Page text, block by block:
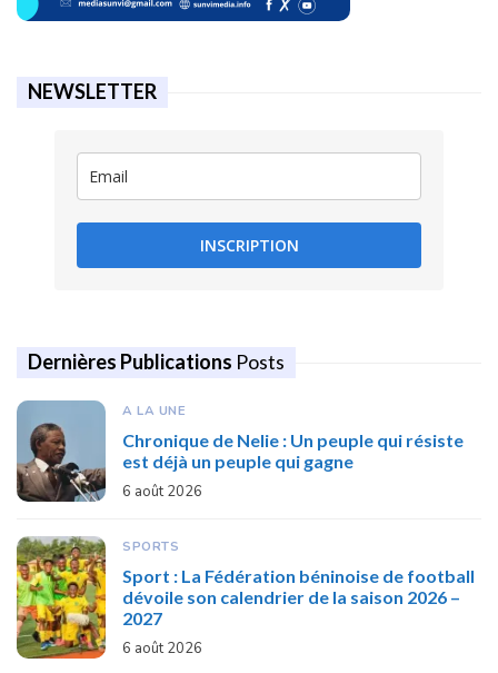
NEWSLETTER
INSCRIPTION
Dernières Publications Posts
A LA UNE
Chronique de Nelie : Un peuple qui résiste
est déjà un peuple qui gagne
6 août 2026
SPORTS
Sport : La Fédération béninoise de football
dévoile son calendrier de la saison 2026 –
2027
6 août 2026